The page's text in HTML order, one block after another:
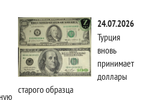
24.07.2026
Турция
вновь
принимает
доллары
старого образца